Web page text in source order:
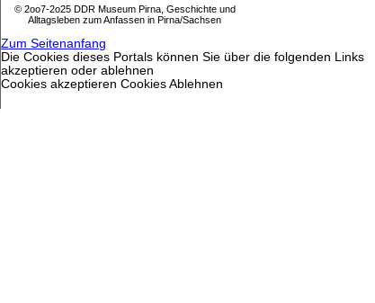
© 2oo7-2o25 DDR Museum Pirna, Geschichte und
Alltagsleben zum Anfassen in Pirna/Sachsen
Zum Seitenanfang
Die Cookies dieses Portals können Sie über die folgenden Links
akzeptieren oder ablehnen
Cookies akzeptieren Cookies Ablehnen